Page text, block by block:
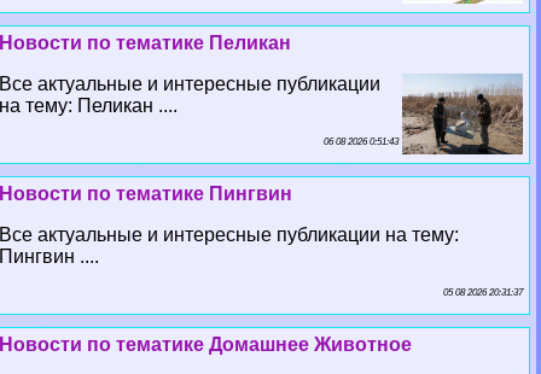
Новости по тематике Пеликан
Все актуальные и интересные публикации
на тему: Пеликан ....
06 08 2026 0:51:43
Новости по тематике Пингвин
Все актуальные и интересные публикации на тему:
Пингвин ....
05 08 2026 20:31:37
Новости по тематике Домашнее Животное